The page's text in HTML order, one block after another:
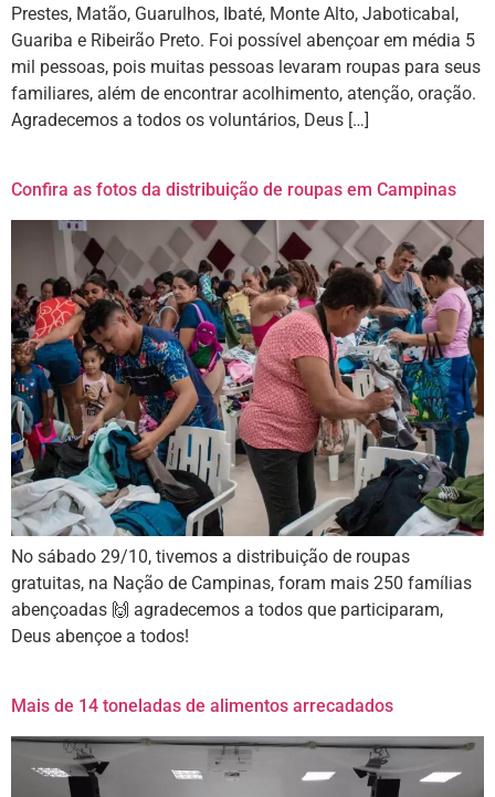
Prestes, Matão, Guarulhos, Ibaté, Monte Alto, Jaboticabal,
Guariba e Ribeirão Preto. Foi possível abençoar em média 5
mil pessoas, pois muitas pessoas levaram roupas para seus
familiares, além de encontrar acolhimento, atenção, oração.
Agradecemos a todos os voluntários, Deus […]
Confira as fotos da distribuição de roupas em Campinas
No sábado 29/10, tivemos a distribuição de roupas
gratuitas, na Nação de Campinas, foram mais 250 famílias
abençoadas 🙌 agradecemos a todos que participaram,
Deus abençoe a todos!
Mais de 14 toneladas de alimentos arrecadados